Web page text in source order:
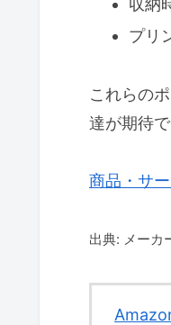
プリ
これらの
達が期待で
商品・サ
出典: メーカ